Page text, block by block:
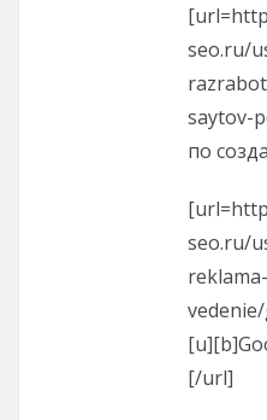
seo.ru/
saytov-
по
seo.ru/
[/url]